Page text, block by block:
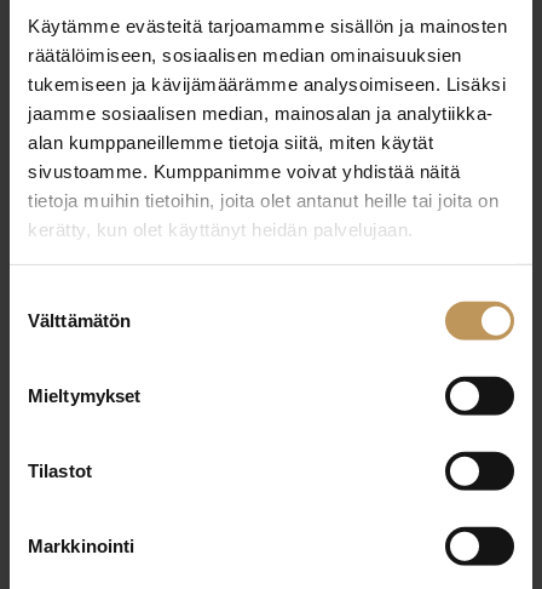
Käytämme evästeitä tarjoamamme sisällön ja mainosten
räätälöimiseen, sosiaalisen median ominaisuuksien
tukemiseen ja kävijämäärämme analysoimiseen. Lisäksi
jaamme sosiaalisen median, mainosalan ja analytiikka-
alan kumppaneillemme tietoja siitä, miten käytät
sivustoamme. Kumppanimme voivat yhdistää näitä
tietoja muihin tietoihin, joita olet antanut heille tai joita on
kerätty, kun olet käyttänyt heidän palvelujaan.
valinta
Välttämätön
Mieltymykset
Tilastot
Markkinointi
29.2.2024
Lue artikkeli